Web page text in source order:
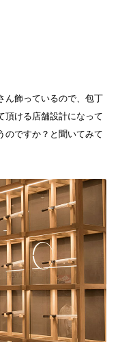
ん飾っているので、包丁
頂ける店舗設計になって
のですか？と聞いてみて